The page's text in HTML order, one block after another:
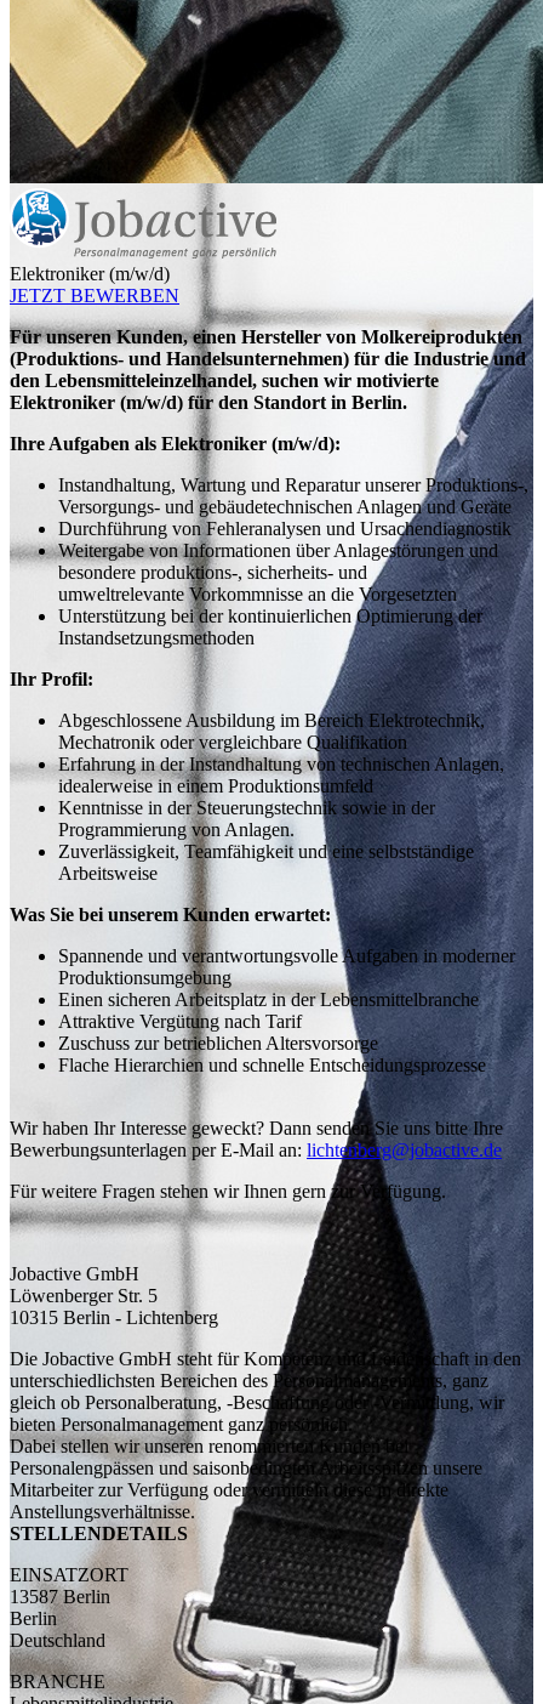
Elektroniker (m/w/d)
JETZT BEWERBEN
Für unseren Kunden, einen Hersteller von Molkereiprodukten
(Produktions- und Handelsunternehmen) für die Industrie und
den Lebensmitteleinzelhandel, suchen wir motivierte
Elektroniker (m/w/d) für den Standort in Berlin.
Ihre Aufgaben als Elektroniker (m/w/d):
Instandhaltung, Wartung und Reparatur unserer Produktions-,
Versorgungs- und gebäudetechnischen Anlagen und Geräte
Durchführung von Fehleranalysen und Ursachendiagnostik
Weitergabe von Informationen über Anlagestörungen und
besondere produktions-, sicherheits- und
umweltrelevante Vorkommnisse an die Vorgesetzten
Unterstützung bei der kontinuierlichen Optimierung der
Instandsetzungsmethoden
Ihr Profil:
Abgeschlossene Ausbildung im Bereich Elektrotechnik,
Mechatronik oder vergleichbare Qualifikation
Erfahrung in der Instandhaltung von technischen Anlagen,
idealerweise in einem Produktionsumfeld
Kenntnisse in der Steuerungstechnik sowie in der
Programmierung von Anlagen.
Zuverlässigkeit, Teamfähigkeit und eine selbstständige
Arbeitsweise
Was Sie bei unserem Kunden erwartet:
Spannende und verantwortungsvolle Aufgaben in moderner
Produktionsumgebung
Einen sicheren Arbeitsplatz in der Lebensmittelbranche
Attraktive Vergütung nach Tarif
Zuschuss zur betrieblichen Altersvorsorge
Flache Hierarchien und schnelle Entscheidungsprozesse
Wir haben Ihr Interesse geweckt? Dann senden Sie uns bitte Ihre
Bewerbungsunterlagen per E-Mail an: lichtenberg@jobactive.de
Für weitere Fragen stehen wir Ihnen gern zur Verfügung.
Jobactive GmbH
Löwenberger Str. 5
10315 Berlin - Lichtenberg
Die Jobactive GmbH steht für Kompetenz und Leidenschaft in den
unterschiedlichsten Bereichen des Personalmanagements, ganz
gleich ob Personalberatung, -Beschaffung oder -Vermittlung, wir
bieten Personalmanagement ganz persönlich.
Dabei stellen wir unseren renommierten Kunden bei
Personalengpässen und saisonbedingten Arbeitsspitzen unsere
Mitarbeiter zur Verfügung oder vermitteln diese in direkte
Anstellungsverhältnisse.
STELLENDETAILS
EINSATZORT
13587 Berlin
Berlin
Deutschland
BRANCHE